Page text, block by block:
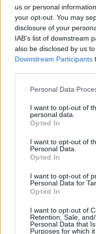
us or personal
your opt-out. You may
disclosure of your
IAB’s list of downstream
also be disclosed by us
Downstream Participants
Personal Data
I want to opt-out of
personal data.
Opted In
I want to opt-out of
Personal Data.
Opted In
I want to opt-out of
Personal Data for
Opted In
I want to opt-out of
Retention, Sale,
Personal Data that
Purposes for which it
+ Letras de Rock
Comentar Letra
Comenta o pregunta
Comentarios